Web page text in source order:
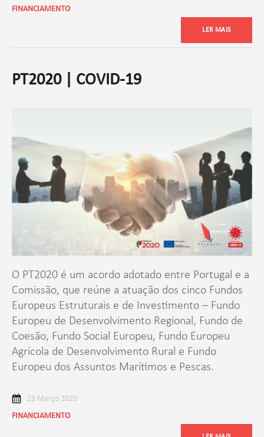
FINANCIAMENTO
LER MAIS
PT2020 | COVID-19
O PT2020 é um acordo adotado entre Portugal e a
Comissão, que reúne a atuação dos cinco Fundos
Europeus Estruturais e de Investimento – Fundo
Europeu de Desenvolvimento Regional, Fundo de
Coesão, Fundo Social Europeu, Fundo Europeu
Agrícola de Desenvolvimento Rural e Fundo
Europeu dos Assuntos Marítimos e Pescas.
23 Março 2020
FINANCIAMENTO